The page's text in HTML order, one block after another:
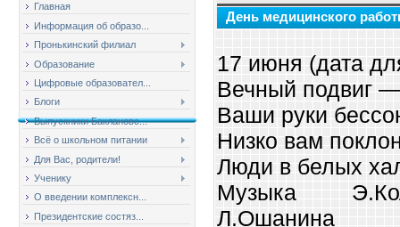
Главная
Информация об образо...
Пронькинский филиал
Образование
Цифровые образовател...
Блоги
Выпускники Баклановс...
Всё о школьном питании
Для Вас, родители!
Ученику
О введении комплексн...
Президентские состяз...
День медицинского
17 июня (дата
Вечный подвиг
Ваши руки
Низко вам
Люди в белых
Музыка
Л.Ошанина